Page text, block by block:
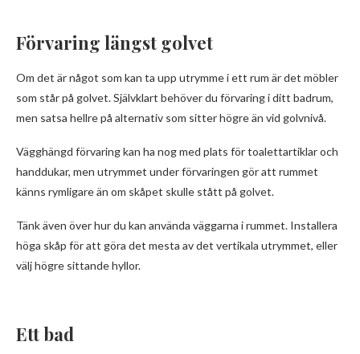
Förvaring längst golvet
Om det är något som kan ta upp utrymme i ett rum är det möbler
som står på golvet. Självklart behöver du förvaring i ditt badrum,
men satsa hellre på alternativ som sitter högre än vid golvnivå.
Vägghängd förvaring kan ha nog med plats för toalettartiklar och
handdukar, men utrymmet under förvaringen gör att rummet
känns rymligare än om skåpet skulle stått på golvet.
Tänk även över hur du kan använda väggarna i rummet. Installera
höga skåp för att göra det mesta av det vertikala utrymmet, eller
välj högre sittande hyllor.
Ett bad